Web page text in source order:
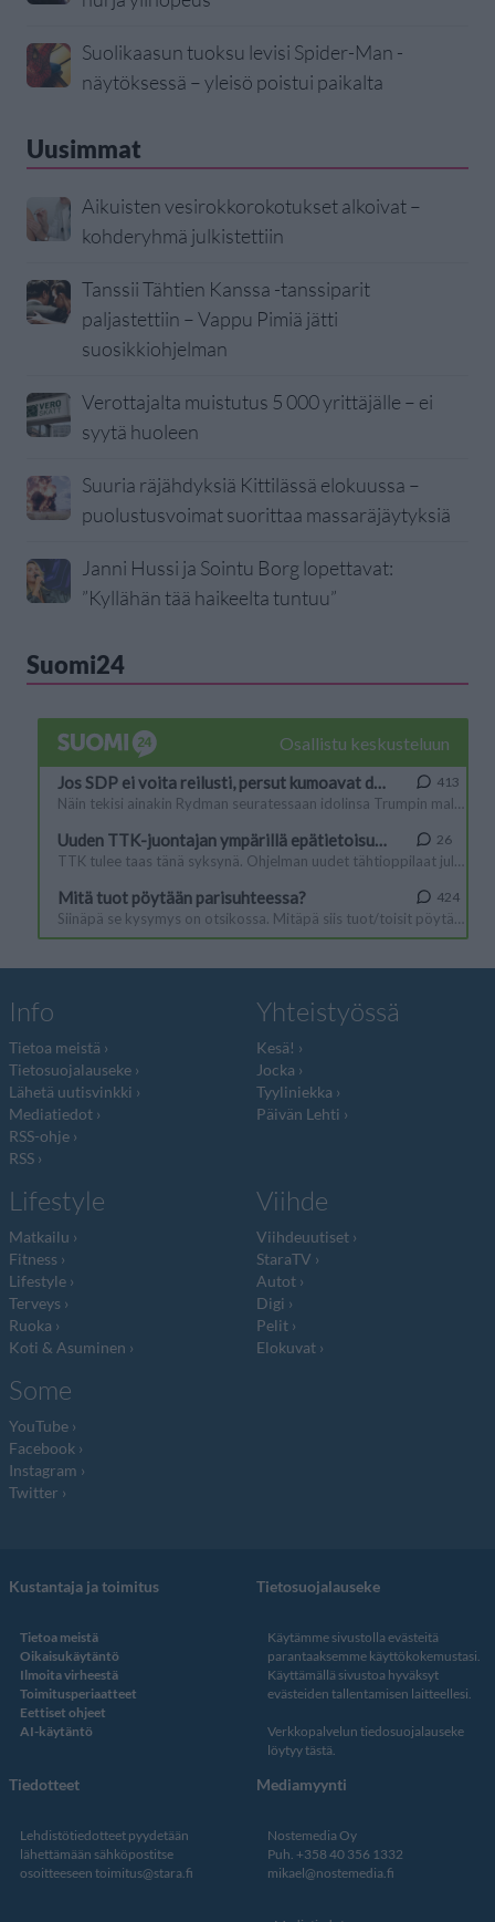
Suolikaasun tuoksu levisi Spider-Man -
näytöksessä – yleisö poistui paikalta
Uusimmat
Aikuisten vesirokkorokotukset alkoivat –
kohderyhmä julkistettiin
Tanssii Tähtien Kanssa -tanssiparit
paljastettiin – Vappu Pimiä jätti
suosikkiohjelman
Verottajalta muistutus 5 000 yrittäjälle – ei
syytä huoleen
Suuria räjähdyksiä Kittilässä elokuussa –
puolustusvoimat suorittaa massaräjäytyksiä
Janni Hussi ja Sointu Borg lopettavat:
”Kyllähän tää haikeelta tuntuu”
Suomi24
Info
Tietoa meistä
Tietosuojalauseke
Lähetä uutisvinkki
Mediatiedot
RSS-ohje
RSS
Yhteistyössä
Kesä!
Jocka
Tyyliniekka
Päivän Lehti
Lifestyle
Matkailu
Fitness
Lifestyle
Terveys
Ruoka
Koti & Asuminen
Viihde
Viihdeuutiset
StaraTV
Autot
Digi
Pelit
Elokuvat
Some
YouTube
Facebook
Instagram
Twitter
Kustantaja ja toimitus
Tietoa meistä
Oikaisukäytäntö
Ilmoita virheestä
Toimitusperiaatteet
Eettiset ohjeet
AI-käytäntö
Tietosuojalauseke
Käytämme sivustolla evästeitä
parantaaksemme käyttökokemustasi.
Käyttämällä sivustoa hyväksyt
evästeiden tallentamisen laitteellesi.
Verkkopalvelun tiedosuojalauseke
löytyy tästä.
Tiedotteet
Lehdistötiedotteet pyydetään
lähettämään sähköpostitse
osoitteeseen toimitus@stara.fi
Mediamyynti
Nostemedia Oy
Puh. +358 40 356 1332
mikael@nostemedia.fi